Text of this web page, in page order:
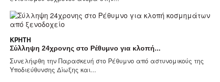
ΚΡΉΤΗ
Σύλληψη 24χρονης στο Ρέθυμνο για κλοπή...
Συνελήφθη την Παρασκευή στο Ρέθυμνο από αστυνομικούς της
Υποδιεύθυνσης Δίωξης και...